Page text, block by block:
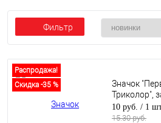
Фильтр
Распродажа!
Скидка -35 %
Значок
Триколор",
10 руб. / 1
15.30 руб.